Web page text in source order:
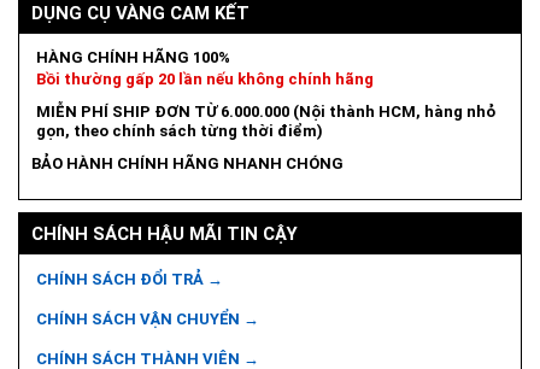
DỤNG CỤ VÀNG CAM KẾT
HÀNG CHÍNH HÃNG 100%
Bồi thường gấp 20 lần nếu không chính hãng
MIỄN PHÍ SHIP ĐƠN TỪ 6.000.000 (Nội thành HCM, hàng nhỏ
gọn, theo chính sách từng thời điểm)
BẢO HÀNH CHÍNH HÃNG NHANH CHÓNG
CHÍNH SÁCH HẬU MÃI TIN CẬY
CHÍNH SÁCH ĐỔI TRẢ →
CHÍNH SÁCH VẬN CHUYỂN →
CHÍNH SÁCH THÀNH VIÊN →